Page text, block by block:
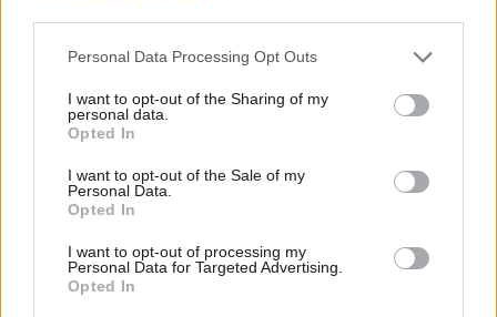
Personal Data Processing Opt Outs
I want to opt-out of the Sharing of my
personal data.
Opted In
I want to opt-out of the Sale of my
Personal Data.
Opted In
I want to opt-out of processing my
Personal Data for Targeted Advertising.
Opted In
Θέσεις Εργασίας ανά Εταιρεία
Υπηρεσίες υποψηφίων
Καταχώρηση Online Βιογραφικού